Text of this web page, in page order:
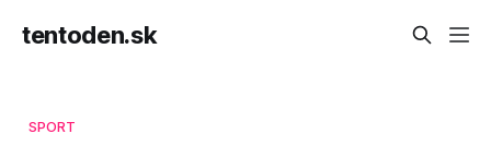
tentoden.sk
SPORT